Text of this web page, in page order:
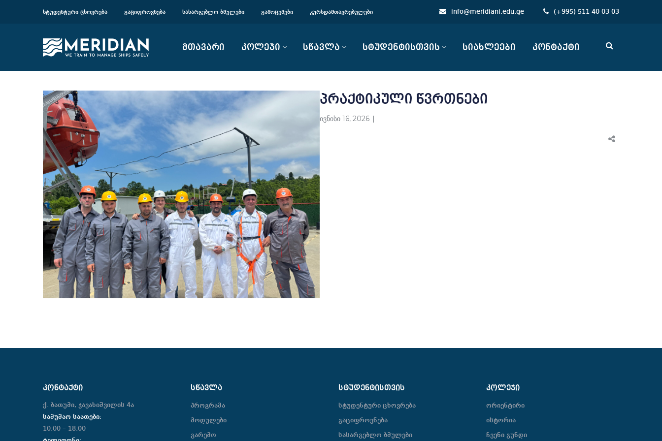
ᲡᲢᲣᲓᲔᲜᲢᲣᲠᲘ ᲪᲮᲝᲕᲠᲔᲑᲐ ᲒᲐᲪᲘᲤᲠᲝᲕᲜᲔᲑᲐ ᲡᲐᲡᲐᲠᲒᲔᲑᲚᲝ ᲑᲛᲣᲚᲔᲑᲘ ᲒᲐᲛᲝᲪᲔᲛᲔᲑᲘ ᲙᲣᲠᲡᲓᲐᲛᲗᲐᲕᲠᲔᲑᲣᲚᲔᲑᲘ info@meridiani.edu.ge (+995) 511 40 03 03
მთავარი კოლეჯი სწავლა სტუდენტისთვის სიახლეები კონტაქტი
პრაქტიკული წვრთნები
ივნისი 16, 2026
ᲙᲝᲜᲢᲐᲥᲢᲘ
ქ. ბათუმი, ჯავახიშვილის 4ა
სამუშაო საათები:
10:00 – 18:00
ᲡᲬᲐᲕᲚᲐ
პროგრამა
მოდულები
გარემო
ᲡᲢᲣᲓᲔᲜᲢᲘᲡᲗᲕᲘᲡ
სტუდენტური ცხოვრება
გაციფროვნება
სასარგებლო ბმულები
ᲙᲝᲚᲔᲯᲘ
ორიენტირი
ისტორია
ჩვენი გუნდი